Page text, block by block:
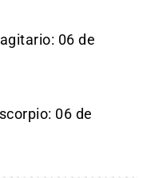
06 de
06 de